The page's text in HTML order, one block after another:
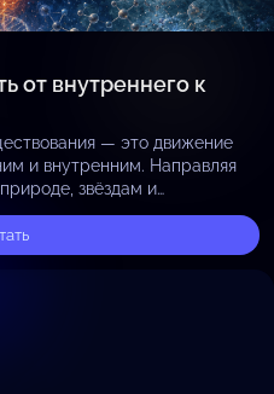
от внутреннего к
— это движение
и внутренним. Направляя
звёздам и
масштаб Вселенной…